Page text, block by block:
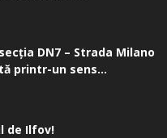
DN7 – Strada Milano
printr-un sens...
de Ilfov!